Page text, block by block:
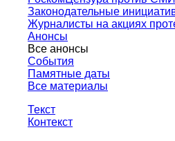
Законодательные
Журналисты на акциях
Анонсы
Все анонсы
События
Памятные даты
Все материалы
Текст
Контекст